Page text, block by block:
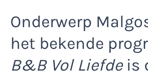
Onderwerp
het bekende
B&B Vol Liefdeis